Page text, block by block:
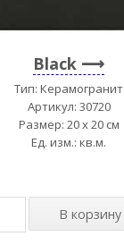
Black
Тип: Керамогранит
Артикул: 30720
Размер: 20 x 20 см
Ед. изм.: кв.м.